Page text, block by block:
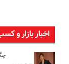
اخبار بازار و